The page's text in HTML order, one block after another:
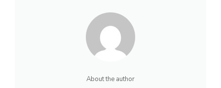
About the author